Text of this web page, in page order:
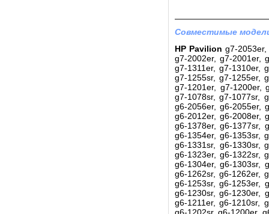
Совместимые
HP Pavilion g7-
g7-2002er, g7-2001er,
g7-1311er, g7-1310er,
g7-1255sr, g7-1255er,
g7-1201er, g7-1200er,
g7-1078sr, g7-1077sr,
g6-2056er, g6-2055er,
g6-2012er, g6-2008er,
g6-1378er, g6-1377sr,
g6-1354er, g6-1353sr,
g6-1331sr, g6-1330sr,
g6-1323er, g6-1322sr,
g6-1304er, g6-1303sr,
g6-1262sr, g6-1262er,
g6-1253sr, g6-1253er,
g6-1230sr, g6-1230er,
g6-1211er, g6-1210sr,